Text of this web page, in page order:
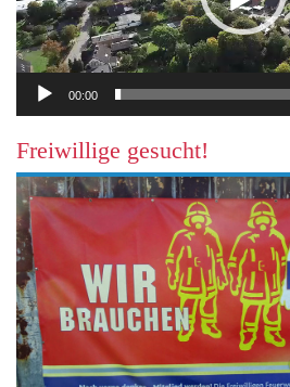
00:00
Freiwillige gesucht!